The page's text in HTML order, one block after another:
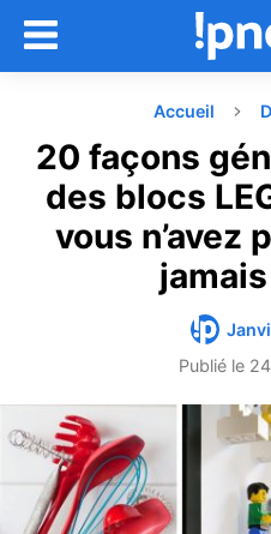
Accueil
20 façons
des blocs
vous n’avez
Publié le